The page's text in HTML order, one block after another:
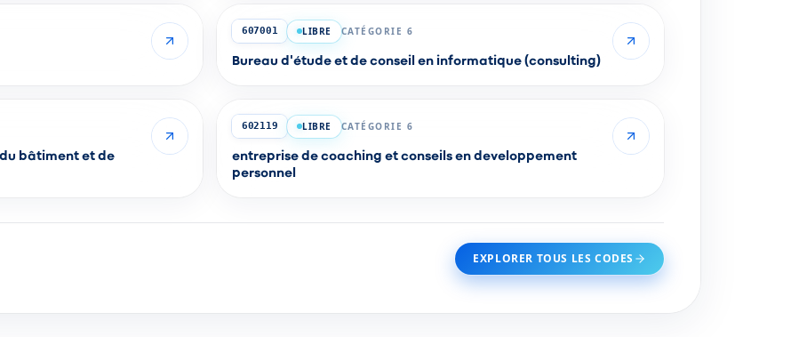
607001 LIBRE CATÉGORIE 6
Bureau d'étude et de conseil en informatique (consulting)
bâtiment et de
602119 LIBRE CATÉGORIE 6
entreprise de coaching et conseils en developpement
personnel
EXPLORER TOUS LES CODES